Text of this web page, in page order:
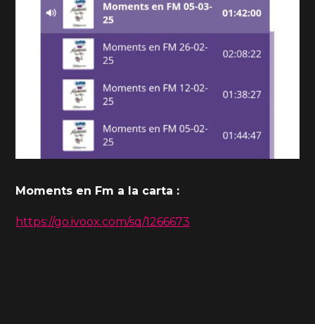
Moments en Fm a la carta :
https://go.ivoox.com/sq/1266673